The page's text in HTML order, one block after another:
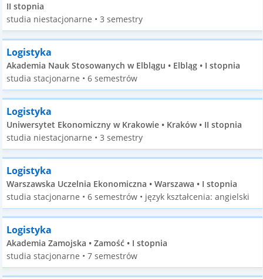
II stopnia
studia niestacjonarne • 3 semestry
Logistyka
Akademia Nauk Stosowanych w Elblągu • Elbląg • I stopnia
studia stacjonarne • 6 semestrów
Logistyka
Uniwersytet Ekonomiczny w Krakowie • Kraków • II stopnia
studia niestacjonarne • 3 semestry
Logistyka
Warszawska Uczelnia Ekonomiczna • Warszawa • I stopnia
studia stacjonarne • 6 semestrów • język kształcenia: angielski
Logistyka
Akademia Zamojska • Zamość • I stopnia
studia stacjonarne • 7 semestrów